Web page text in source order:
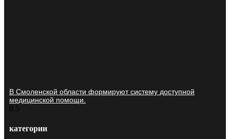
В Смоленской области формируют систему доступной
медицинской помощи.
категории